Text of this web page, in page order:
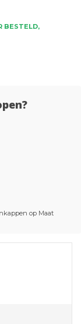
BESTELD,
op Maat